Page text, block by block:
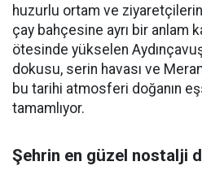
huzurlu ortam ve
çay bahçesine ayrı bir anlam
ötesinde yükselen
dokusu, serin havası ve
bu tarihi atmosferi doğanın
tamamlıyor.
Şehrin en güzel nostalji